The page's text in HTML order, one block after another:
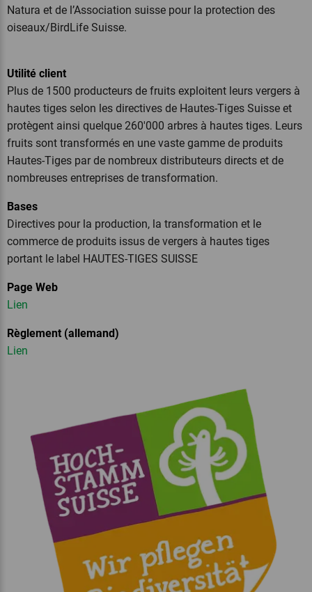
Natura et de l’Association suisse pour la protection des
oiseaux/BirdLife Suisse.
Utilité client
Plus de 1500 producteurs de fruits exploitent leurs vergers à
hautes tiges selon les directives de Hautes-Tiges Suisse et
protègent ainsi quelque 260'000 arbres à hautes tiges. Leurs
fruits sont transformés en une vaste gamme de produits
Hautes-Tiges par de nombreux distributeurs directs et de
nombreuses entreprises de transformation.
Bases
Directives pour la production, la transformation et le
commerce de produits issus de vergers à hautes tiges
portant le label HAUTES-TIGES SUISSE
Page Web
Lien
Règlement (allemand)
Lien